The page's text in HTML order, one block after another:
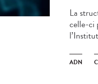
La
celle-ci
ADN